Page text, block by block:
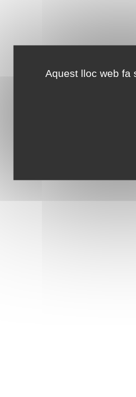
Aquest lloc web fa